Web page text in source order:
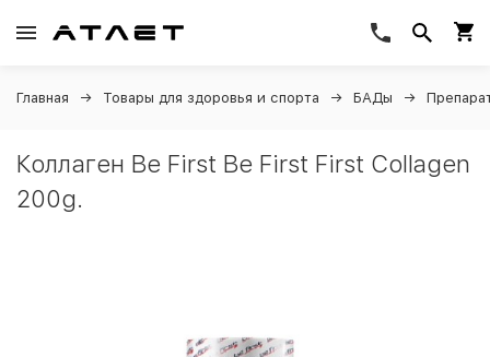
Главная Товары для здоровья и спорта БАДы
Коллаген Be First Be First First Collagen
200g.